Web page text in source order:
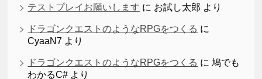
テストプレイお願いします に お試し太郎 より
ドラゴンクエストのようなRPGをつくる に
CyaaN7 より
ドラゴンクエストのようなRPGをつくる に鳩でも
わかるC# より